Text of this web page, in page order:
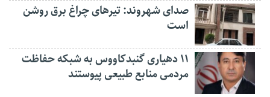
صدای شهروند: تیرهای چراغ برق روشن
است
۱۱ دهیاری گنبدکاووس به شبکه حفاظت
مردمی منابع طبیعی پیوستند